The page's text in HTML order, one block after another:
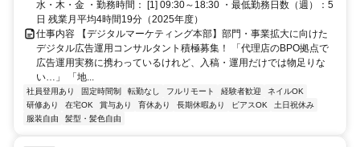
水・木・金 ・勤務時間： [1] 09:30～18:30 ・最低勤務日数（週）：5
日 残業月平均4時間19分（2025年度）
仕事内容 【デジタルマーケティング本部】部門・事業拡大に向けた
デジタル広告運用コンサルタント積極募集！ 「代理店のBPO拠点で
広告運用実務に携わっているけれど、入稿・運用だけでは物足りな
い…」 「地...
社員登用あり 固定時間制 転勤なし フルリモート 経験者歓迎
ネイルOK
研修あり
在宅OK 賞与あり 育休あり 長期休暇あり ピアスOK
土日祝休み
服装自由
髪型・髪色自由